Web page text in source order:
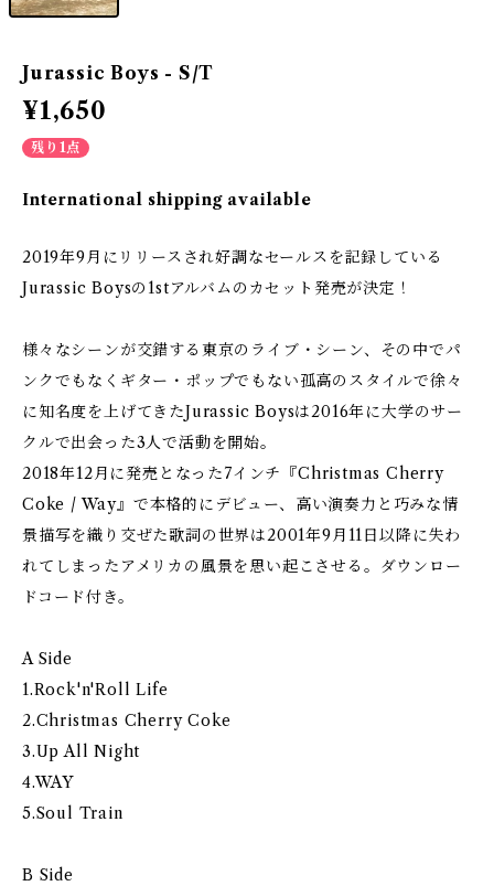
Jurassic Boys - S/T
¥1,650
残り1点
International shipping available
2019年9月にリリースされ好調なセールスを記録している
Jurassic Boysの1stアルバムのカセット発売が決定！
様々なシーンが交錯する東京のライブ・シーン、その中でパ
ンクでもなくギター・ポップでもない孤高のスタイルで徐々
に知名度を上げてきたJurassic Boysは2016年に大学のサー
クルで出会った3人で活動を開始。
2018年12月に発売となった7インチ『Christmas Cherry
Coke / Way』で本格的にデビュー、高い演奏力と巧みな情
景描写を織り交ぜた歌詞の世界は2001年9月11日以降に失わ
れてしまったアメリカの風景を思い起こさせる。ダウンロー
ドコード付き。
A Side
1.Rock'n'Roll Life
2.Christmas Cherry Coke
3.Up All Night
4.WAY
5.Soul Train
B Side